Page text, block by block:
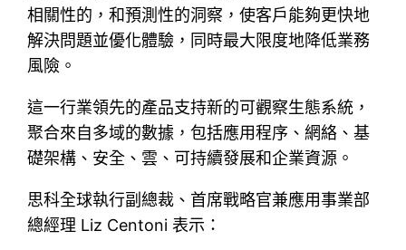
相關性的，和預測性的洞察，使客戶能夠更快地
解決問題並優化體驗，同時最大限度地降低業務
風險。
這一行業領先的產品支持新的可觀察生態系統，
聚合來自多域的數據，包括應用程序、網絡、基
礎架構、安全、雲、可持續發展和企業資源。
思科全球執行副總裁、首席戰略官兼應用事業部
總經理 Liz Centoni 表示：